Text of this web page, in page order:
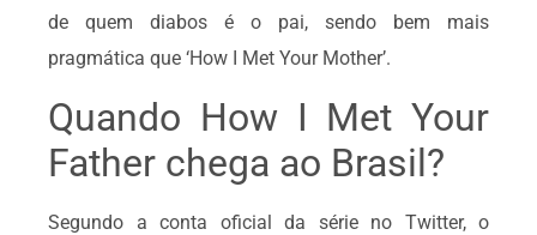
de quem diabos é o pai, sendo bem mais
pragmática que ‘How I Met Your Mother’.
Quando How I Met Your
Father chega ao Brasil?
Segundo a conta oficial da série no Twitter, o